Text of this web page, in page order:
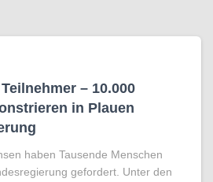
– 10.000
in Plauen
haben Tausende Menschen
gefordert. Unter den